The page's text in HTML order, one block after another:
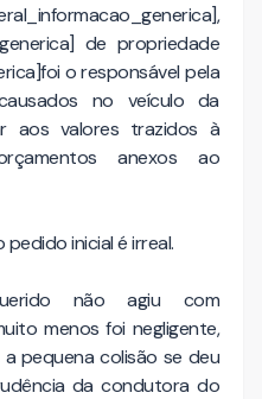
de propriedade
o responsável pela
no veículo da
aos valores trazidos à
anexos ao
inicial é irreal.
não agiu com
menos foi negligente,
pequena colisão se deu
da condutora do